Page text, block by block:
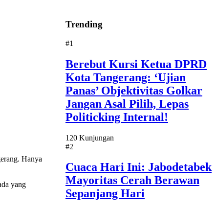
Hanya
yang
Trending
#1
Berebut Kursi Ketua DPRD
Kota Tangerang: ‘Ujian
Panas’ Objektivitas Golkar
Jangan Asal Pilih, Lepas
Politicking Internal!
120 Kunjungan
#2
Cuaca Hari Ini: Jabodetabek
Mayoritas Cerah Berawan
Sepanjang Hari